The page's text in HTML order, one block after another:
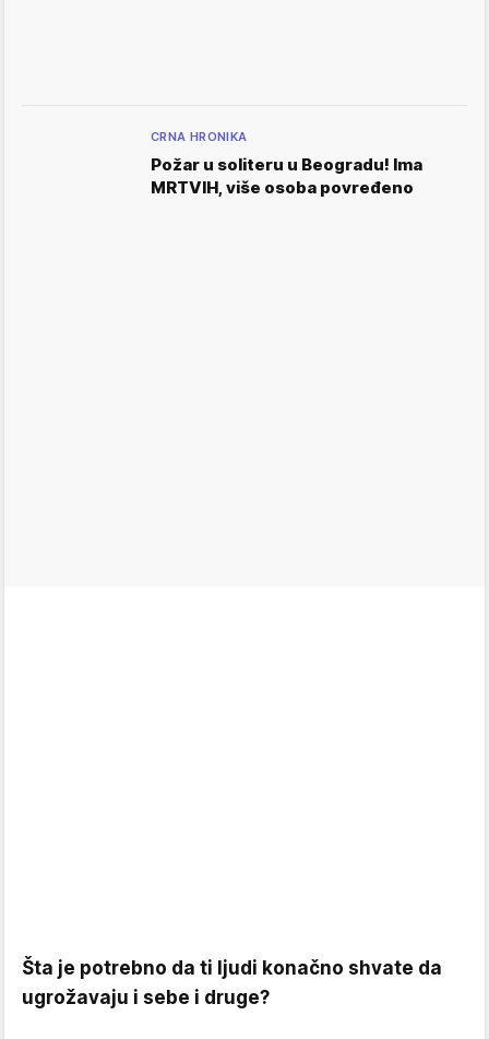
CRNA HRONIKA
Požar u soliteru u Beogradu! Ima
MRTVIH, više osoba povređeno
Šta je potrebno da ti ljudi konačno shvate da
ugrožavaju i sebe i druge?